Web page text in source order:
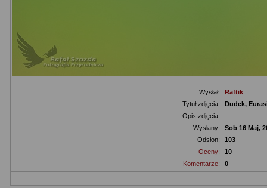
Wysłał:
Raftik
Tytuł zdjęcia:
Dudek,
Opis zdjęcia:
Wysłany:
Sob 16 Maj,
Odsłon:
103
Oceny:
10
Komentarze:
0